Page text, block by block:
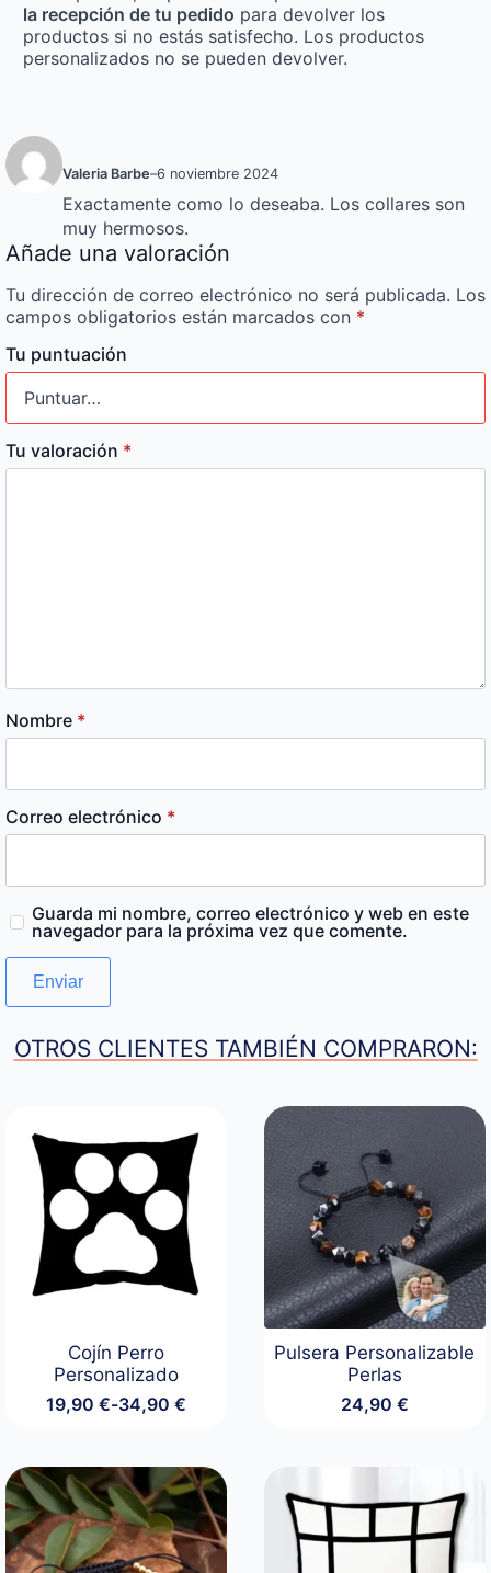
la recepción de tu pedido para devolver los
productos si no estás satisfecho. Los productos
personalizados no se pueden devolver.
Valeria Barbe–6 noviembre 2024
Exactamente como lo deseaba. Los collares son
muy hermosos.
Añade una valoración
Tu dirección de correo electrónico no será publicada. Los
campos obligatorios están marcados con *
Tu puntuación
Tu valoración *
Nombre *
Correo electrónico *
Guarda mi nombre, correo electrónico y web en este
navegador para la próxima vez que comente.
OTROS CLIENTES TAMBIÉN COMPRARON:
Cojín Perro
Personalizado
19,90€-34,90€
Rango
desde
19,90 €
hasta
34,90 €
Pulsera Personalizable
Perlas
24,90 €